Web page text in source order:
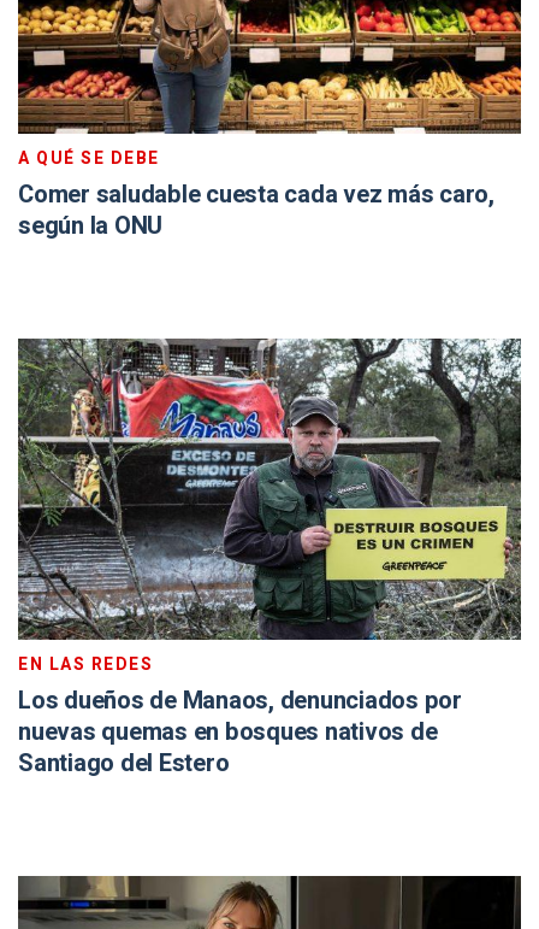
A QUÉ SE DEBE
Comer saludable cuesta cada vez más caro,
según la ONU
EN LAS REDES
Los dueños de Manaos, denunciados por
nuevas quemas en bosques nativos de
Santiago del Estero